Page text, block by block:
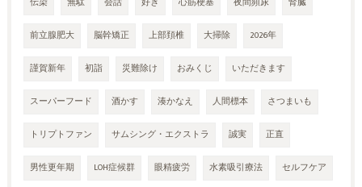
前立腺肥大 脳幹矯正 上部頚椎 大掃除 2026年
謹賀新年 初詣 災難除け おみくじ いただきます
スーパーフード 酒かす 湊かなえ 人間標本 さつまいも
トリプトファン サムシング・エクストラ 誠実 正直
男性更年期 LOH症候群 眼精疲労 水素吸引療法 セルフケア